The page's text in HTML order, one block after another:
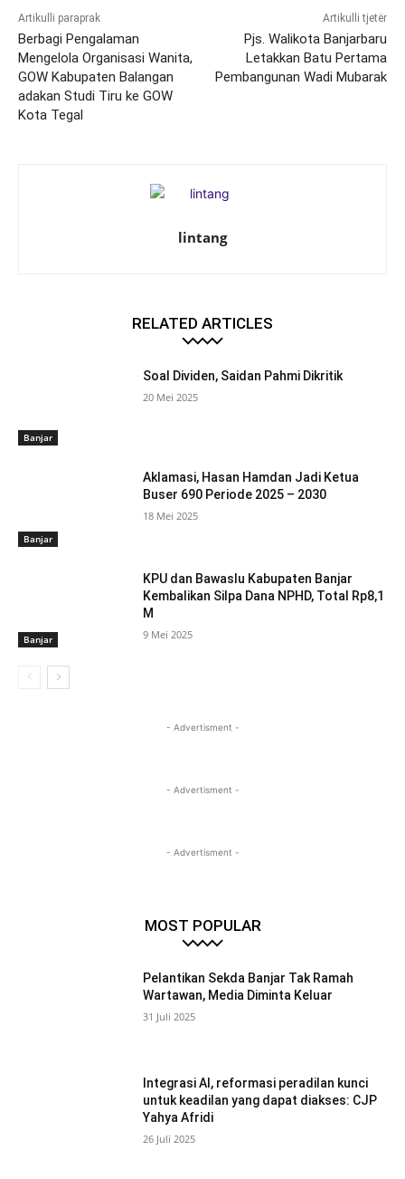
Artikulli paraprak
Berbagi Pengalaman
Mengelola Organisasi Wanita,
GOW Kabupaten Balangan
adakan Studi Tiru ke GOW
Kota Tegal
Artikulli tjetër
Pjs. Walikota Banjarbaru
Letakkan Batu Pertama
Pembangunan Wadi Mubarak
lintang
RELATED ARTICLES
Banjar
Soal Dividen, Saidan Pahmi Dikritik
20 Mei 2025
Banjar
Aklamasi, Hasan Hamdan Jadi Ketua
Buser 690 Periode 2025 – 2030
18 Mei 2025
Banjar
KPU dan Bawaslu Kabupaten Banjar
Kembalikan Silpa Dana NPHD, Total Rp8,1
M
9 Mei 2025
- Advertisment -
- Advertisment -
- Advertisment -
MOST POPULAR
Pelantikan Sekda Banjar Tak Ramah
Wartawan, Media Diminta Keluar
31 Juli 2025
Integrasi AI, reformasi peradilan kunci
untuk keadilan yang dapat diakses: CJP
Yahya Afridi
26 Juli 2025